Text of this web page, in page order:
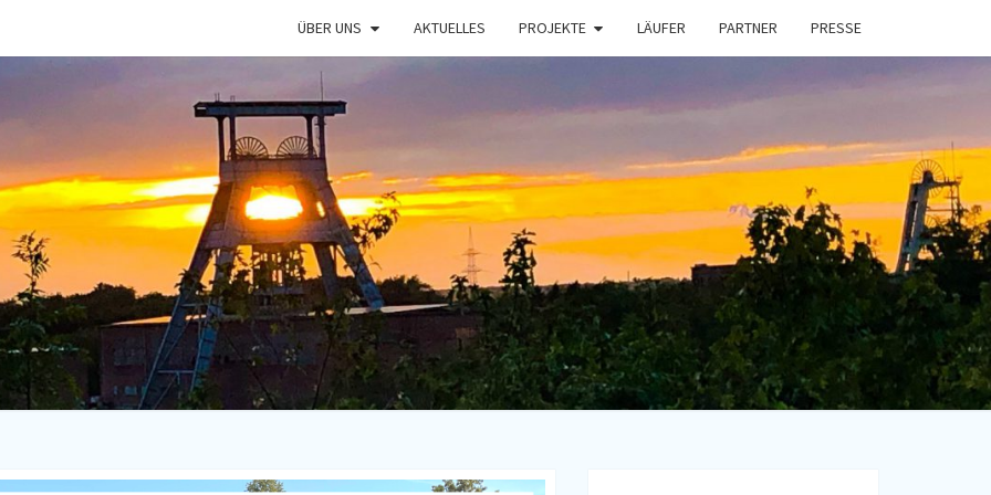
ÜBER UNS AKTUELLES PROJEKTE LÄUFER PARTNER PRESSE
E.V.
Lauf- Und
Spendensammelverein
In Oberhausen